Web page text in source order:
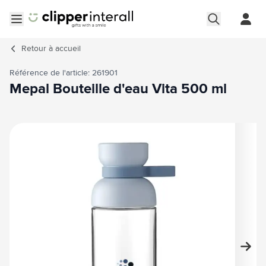
Retour à accueil
Référence de l'article: 261901
Mepal Bouteille d'eau Vita 500 ml